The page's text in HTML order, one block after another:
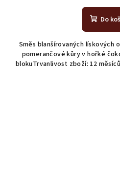
Do
Směs blanšírovaných lískových
pomerančové kůry v hořké
blokuTrvanlivost zboží: 12